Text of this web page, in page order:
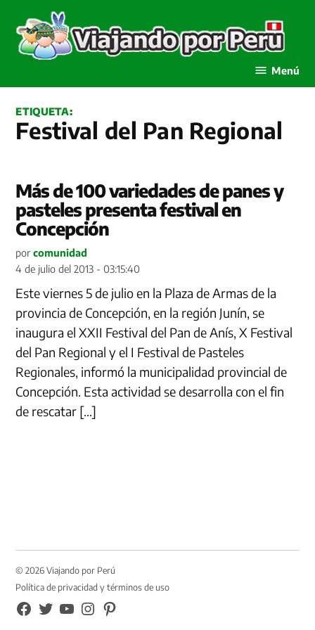
contenido
Menú
ETIQUETA:
Festival del Pan Regional
Más de 100 variedades de panes y
pasteles presenta festival en
Concepción
por comunidad
4 de julio del 2013 - 03:15:40
Este viernes 5 de julio en la Plaza de Armas de la
provincia de Concepción, en la región Junín, se
inaugura el XXII Festival del Pan de Anís, X Festival
del Pan Regional y el I Festival de Pasteles
Regionales, informó la municipalidad provincial de
Concepción. Esta actividad se desarrolla con el fin
de rescatar […]
© 2026 Viajando por Perú
Política de privacidad y términos de uso
FB
TW YouTubeInstagramPinterest